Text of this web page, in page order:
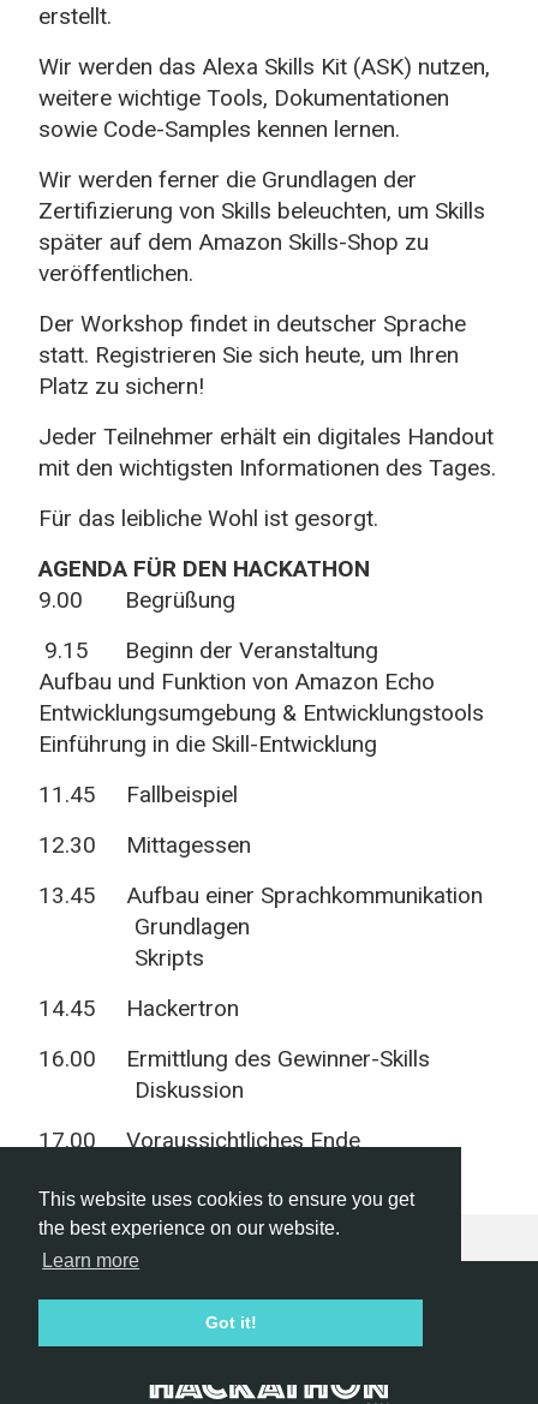
This website uses cookies to ensure you get
the best experience on our website.
Learn more
Got it!
erstellt.
Wir werden das Alexa Skills Kit (ASK) nutzen,
weitere wichtige Tools, Dokumentationen
sowie Code-Samples kennen lernen.
Wir werden ferner die Grundlagen der
Zertifizierung von Skills beleuchten, um Skills
später auf dem Amazon Skills-Shop zu
veröffentlichen.
Der Workshop findet in deutscher Sprache
statt. Registrieren Sie sich heute, um Ihren
Platz zu sichern!
Jeder Teilnehmer erhält ein digitales Handout
mit den wichtigsten Informationen des Tages.
Für das leibliche Wohl ist gesorgt.
AGENDA FÜR DEN HACKATHON
9.00 Begrüßung
9.15 Beginn der Veranstaltung
Aufbau und Funktion von Amazon Echo
Entwicklungsumgebung & Entwicklungstools
Einführung in die Skill-Entwicklung
11.45 Fallbeispiel
12.30 Mittagessen
13.45 Aufbau einer Sprachkommunikation
Grundlagen
Skripts
14.45 Hackertron
16.00 Ermittlung des Gewinner-Skills
Diskussion
17.00 Voraussichtliches Ende
Hackathon.com © 2026
All organizers